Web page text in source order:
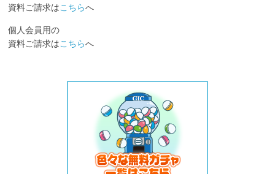
資料ご請求はこちらへ
個人会員用の
資料ご請求はこちらへ